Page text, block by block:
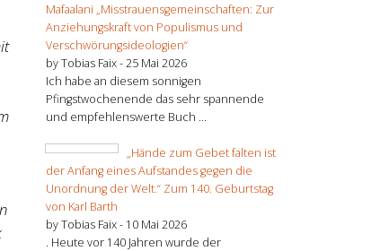
Mafaalani „Misstrauensgemeinschaften: Zur
Anziehungskraft von Populismus und
Verschwörungsideologien“
by Tobias Faix -25 Mai 2026
Ich habe an diesem sonnigen
Pfingstwochenende das sehr spannende
und empfehlenswerte Buch ...
„Hände zum Gebet falten ist
der Anfang eines Aufstandes gegen die
Unordnung der Welt.“ Zum 140. Geburtstag
von Karl Barth
by Tobias Faix - 10 Mai 2026
. Heute vor 140 Jahren wurde der